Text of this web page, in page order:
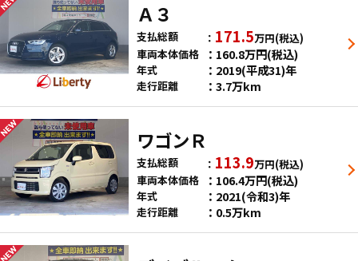
Ａ３
支払総額 171.5万円(税込)
車両本体価格
160.8万円(税込)
年式 2019(平成31)年
走行距離 3.7万km
ワゴンＲ
支払総額 113.9万円(税込)
車両本体価格
106.4万円(税込)
年式 2021(令和3)年
走行距離 0.5万km